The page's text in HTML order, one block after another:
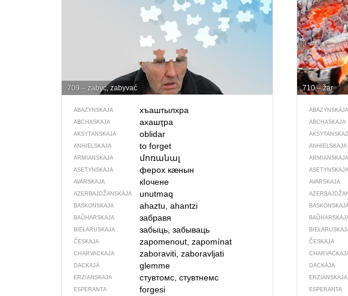
709 – zabyć, zabyvać
ABAZYNSKAJA хъаштылхра
ABCHASKAJA ахашҭра
AKSYTANSKAJA oblidar
ANHIELSKAJA to forget
ARMIANSKAJA մոռանալ
ASETYNSKAJA ферох кӕнын
AVARSKAJA кIочене
AZERBAJDŽAN­SKAJA unutmaq
BASKONSKAJA ahaztu, ahantzi
BAŬHARSKAJA забравя
BIEŁARUSKAJA забыць, забываць
ČESKAJA zapomenout, zapomínat
CHARVACKAJA zaboraviti, zaboravljati
DACKAJA glemme
ERZIANSKAJA стувтомс, стувтнемс
ESPERANTA forgesi
710 – žar
ABAZYNSKAJA
ABCHASKAJA
ANHIELSKAJA
ARMIANSKAJA
ASETYNSKAJA
AVARSKAJA
ČESKAJA
DACKAJA
ERZIANSKAJA
ESPERANTA